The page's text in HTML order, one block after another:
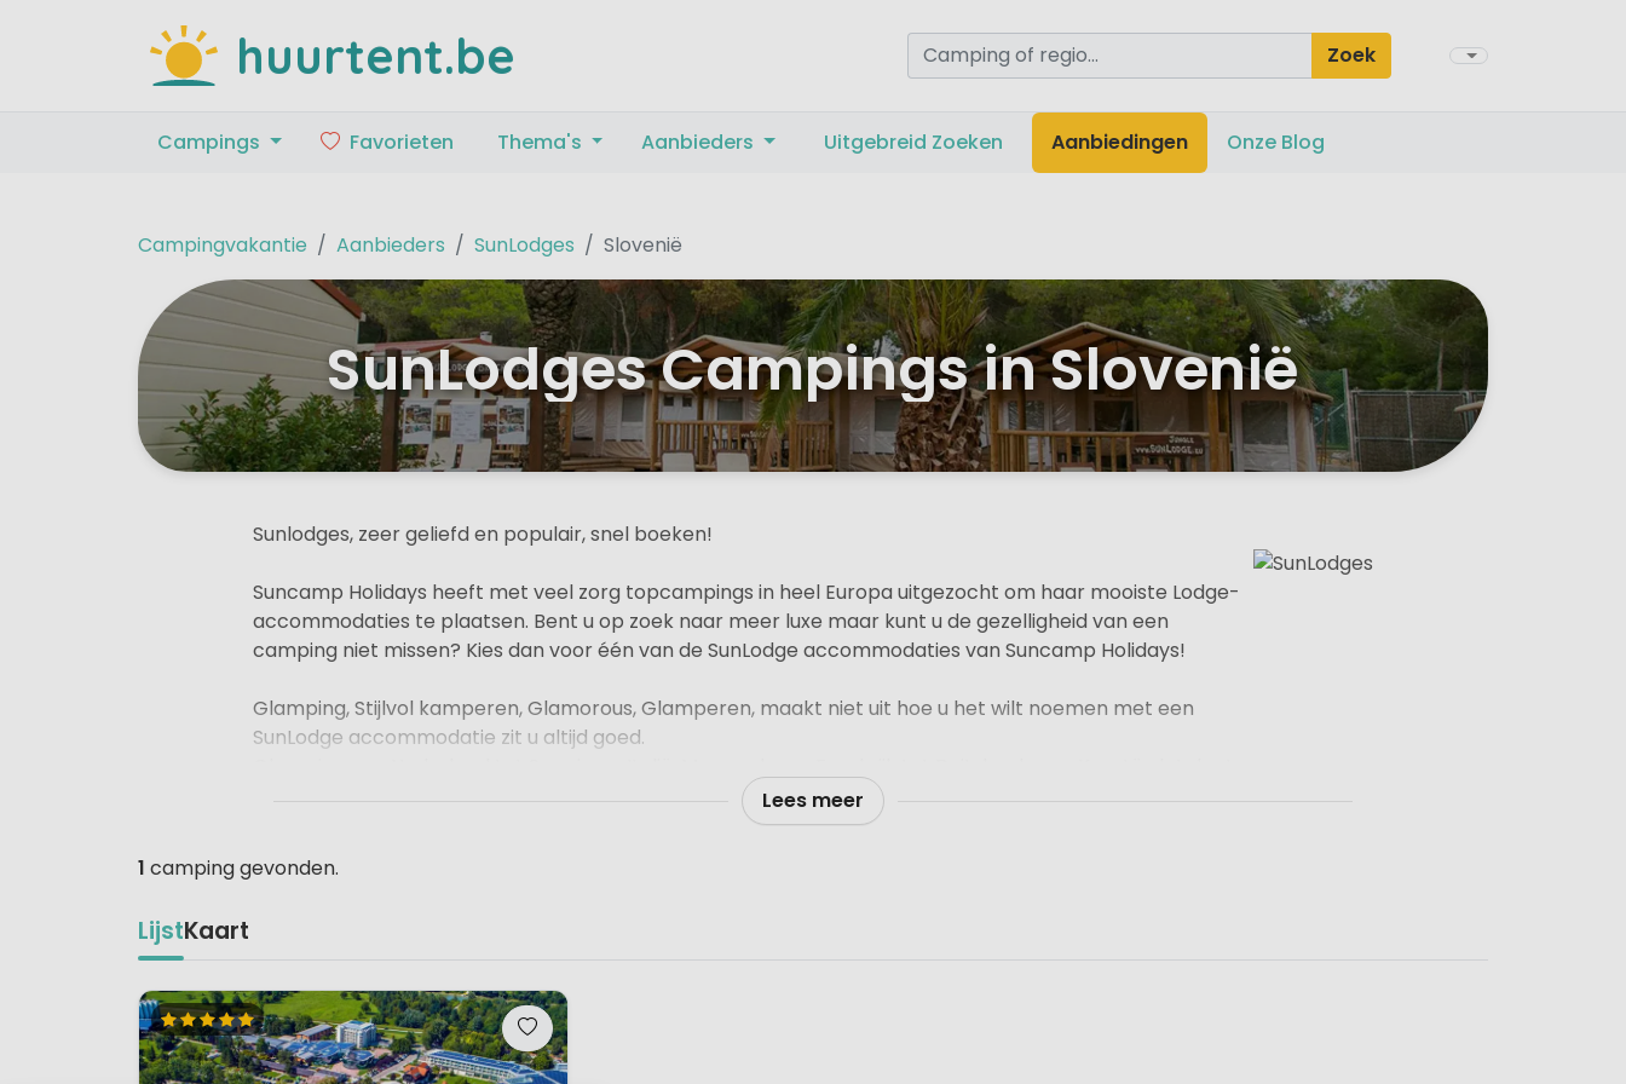
huurtent.be Zoek
Campings Favorieten Thema's Aanbieders Uitgebreid Zoeken Aanbiedingen Onze Blog
Campingvakantie Aanbieders SunLodges Slovenië
SunLodges Campings in Slovenië
Sunlodges, zeer geliefd en populair, snel boeken!
Suncamp Holidays heeft met veel zorg topcampings in heel Europa uitgezocht om haar mooiste Lodge-
accommodaties te plaatsen. Bent u op zoek naar meer luxe maar kunt u de gezelligheid van een
camping niet missen? Kies dan voor één van de SunLodge accommodaties van Suncamp Holidays!
Glamping, Stijlvol kamperen, Glamorous, Glamperen, maakt niet uit hoe u het wilt noemen met een
SunLodge accommodatie zit u altijd goed.
U huurt een fijne en zeer luxe Stacaravan of ingerichte safaritent (Sunlodge Jungle zonder sanitair) of
lodgetent (Sunlodge Safari met sanitair). U zult dan ervaren dat dit goed voelt, extra grote bedden, ruime
Middellandse Zee, de Adriatische kust maar ook in Oostenrijk, Luxemburg en in Nederland.
Omdat steeds meer bezoekers van onze website www.huurtent.be op zoek zijn naar luxe
Lees meer
1 camping gevonden.
LijstKaart